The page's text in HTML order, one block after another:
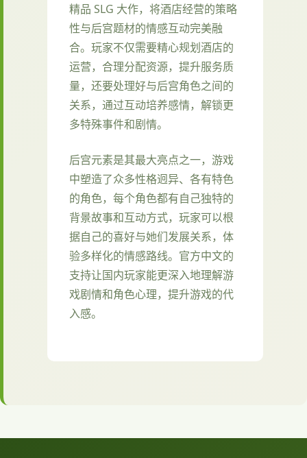
精品 SLG 大作，将酒店经营的策略
性与后宫题材的情感互动完美融
合。玩家不仅需要精心规划酒店的
运营，合理分配资源，提升服务质
量，还要处理好与后宫角色之间的
关系，通过互动培养感情，解锁更
多特殊事件和剧情。
后宫元素是其最大亮点之一，游戏
中塑造了众多性格迥异、各有特色
的角色，每个角色都有自己独特的
背景故事和互动方式，玩家可以根
据自己的喜好与她们发展关系，体
验多样化的情感路线。官方中文的
支持让国内玩家能更深入地理解游
戏剧情和角色心理，提升游戏的代
入感。